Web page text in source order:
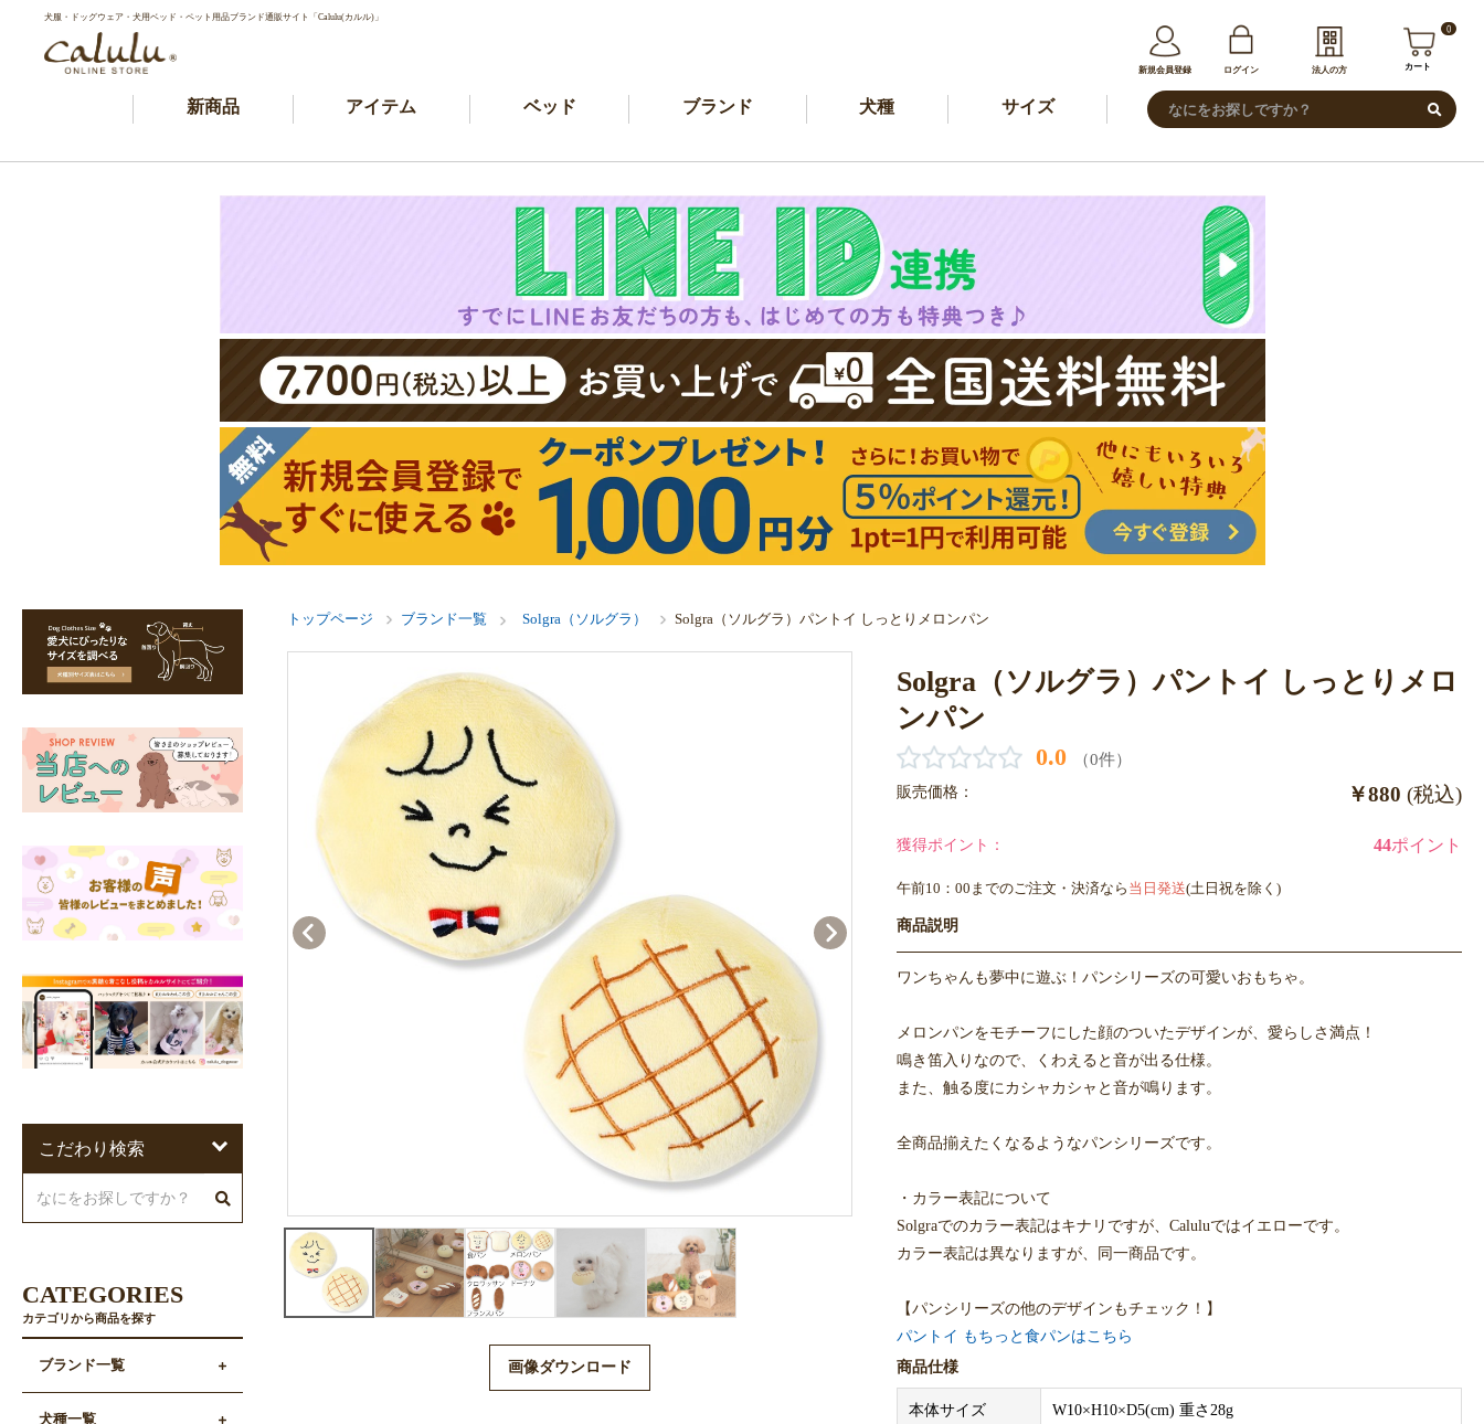
犬服・ドッグウェア・犬用ベッド・ペット用品ブランド通販サイト「Calulu(カルル)」
新規会員登録 ログイン 法人の方
0
カート
新商品 アイテム ベッド ブランド 犬種 サイズ
トップページ ブランド一覧 Solgra（ソルグラ） Solgra（ソルグラ）パントイ しっとりメロンパン
画像ダウンロード
Solgra（ソルグラ）パントイ しっとりメロ
ンパン
0.0 （0件）
販売価格： ￥880 (税込)
獲得ポイント： 44ポイント
午前10：00までのご注文・決済なら 当日発送(土日祝を除く)
商品説明
ワンちゃんも夢中に遊ぶ！パンシリーズの可愛いおもちゃ。
メロンパンをモチーフにした顔のついたデザインが、愛らしさ満点！
鳴き笛入りなので、くわえると音が出る仕様。
また、触る度にカシャカシャと音が鳴ります。
全商品揃えたくなるようなパンシリーズです。
・カラー表記について
Solgraでのカラー表記はキナリですが、Caluluではイエローです。
カラー表記は異なりますが、同一商品です。
【パンシリーズの他のデザインもチェック！】
パントイ もちっと食パンはこちら
パントイ さくっとクロワッサンはこちら
パントイ ぱふっとドーナツはこちら
パントイ パリッとフランスパンはこちら
商品仕様
本体サイズ W10×H10×D5(cm) 重さ28g
こだわり検索
CATEGORIES
カテゴリから商品を探す
ブランド一覧
犬種一覧